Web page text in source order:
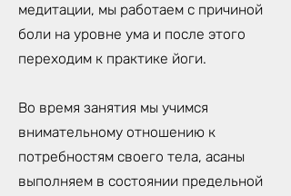
медитации, мы работаем с причиной
боли на уровне ума и после этого
переходим к практике йоги.
Во время занятия мы учимся
внимательному отношению к
потребностям своего тела, асаны
выполняем в состоянии предельной